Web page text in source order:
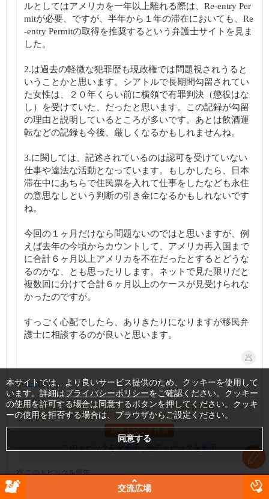
ルとしてはアメリカを一年以上離れる際は、Re-entry Per
mitが必要、ですが、半年から１年の滞在においても、Re
-entry Permitの取得を推奨するという弁護士サイトを見ま
した。
2.は過去の軽微な犯罪歴も現政権では問題視されうると
いうことかと思います。シアトルで長期間勾留されてい
た女性は、２０年くらい前に横領で有罪判決（懲役はな
し）を受けていた、だったと思います。この記録が勾留
の理由と説明しているところが多いです。あとは飲酒運
転などの記録も今後、厳しくなるかもしれませんね。
3.に関しては、記述されているのは認可を受けていない
仕事や違法な活動となっています。もしかしたら、日本
滞在中にあちらで住民票を入れて仕事をしたなども永住
の意思なしという判断の引き金になるかもしれないです
ね。
今回の１ヶ月だけなら問題ないのではと思いますが、例
えば去年の今頃からカウントして、アメリカ再入国まで
に合計６ヶ月以上アメリカを不在だったとするとどうな
るのかな、とも思ったりします。ネットで見た限りだと
複数回に分けて合計６ヶ月以上のケースが見受けられな
かったのですが。
すっごく心配でしたら、ありきたりになりますが移民弁
護士に相談するのが良いと思います。
全表示(2)
書き込みの有効期限は終了しました。引き続き同じトピックを
続けられる場合は、新規トピックを作成してください。
このトピックを全表示 他のトピックを表示
このトピックを報告
交流広場
本サイトでは、より良いサービス提供のため、クッキーを使用して
います。詳細はプライバシーポリシーをご確認ください。クッキー
の使用を許可する場合は同意するボタンを押してください。クッキ
ーの使用を拒否する場合は、ブラウザからご設定ください。